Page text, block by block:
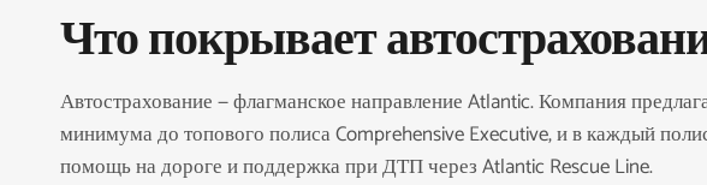
Что покрывает
Автострахование — флагманское направление Atlantic. Компания
минимума до топового полиса Comprehensive Executive, и в каждый
помощь на дороге и поддержка при ДТП через Atlantic Rescue Line.